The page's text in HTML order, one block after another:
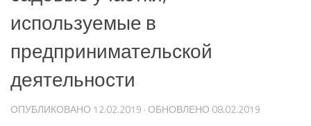
используемые в
предпринимательской
деятельности
ОПУБЛИКОВАНО 12.02.2019 · ОБНОВЛЕНО 08.02.2019